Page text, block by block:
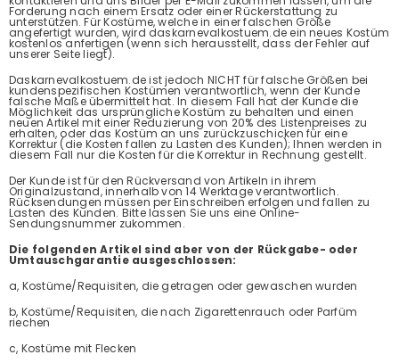
Forderung nach einem Ersatz oder einer Rückerstattung zu
unterstützen. Für Kostüme, welche in einer falschen Größe
angefertigt wurden, wird daskarnevalkostuem.de ein neues Kostüm
kostenlos anfertigen (wenn sich herausstellt, dass der Fehler auf
unserer Seite liegt).
Daskarnevalkostuem.de ist jedoch NICHT für falsche Größen bei
kundenspezifischen Kostümen verantwortlich, wenn der Kunde
falsche Maße übermittelt hat. In diesem Fall hat der Kunde die
Möglichkeit das ursprüngliche Kostüm zu behalten und einen
neuen Artikel mit einer Reduzierung von 20% des Listenpreises zu
erhalten, oder das Kostüm an uns zurückzuschicken für eine
Korrektur (die Kosten fallen zu Lasten des Kunden); Ihnen werden in
diesem Fall nur die Kosten für die Korrektur in Rechnung gestellt.
Der Kunde ist für den Rückversand von Artikeln in ihrem
Originalzustand, innerhalb von 14 Werktage verantwortlich.
Rücksendungen müssen per Einschreiben erfolgen und fallen zu
Lasten des Kunden. Bitte lassen Sie uns eine Online-
Sendungsnummer zukommen.
Die folgenden Artikel sind aber von der Rückgabe- oder
Umtauschgarantie ausgeschlossen:
a, Kostüme/Requisiten, die getragen oder gewaschen wurden
b, Kostüme/Requisiten, die nach Zigarettenrauch oder Parfüm
riechen
c, Kostüme mit Flecken